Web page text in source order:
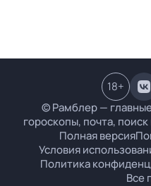
© Рамблер —
гороскопы, почта,
Полная версия
Условия
Политика
Все
18+